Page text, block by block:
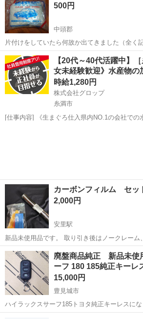
500円
中頭郡
片付けをしていたら何故か出てきました（全く
開封です。どなたか活用してください。 ※神経
い。
沖縄 中頭郡 その他
【20代～40代活躍中】
女未経験歓迎》水産物
時給1,280円
株式会社グロップ
糸満市
[仕事内容] 《生まぐろ仕入県内NO.1の会社での
カーボンフィルム セッ
2,000円
安里駅
新品未使用品です。 取り引き後はノークレーム
い致します。
沖縄 那覇市 安里駅 内装、インテリ
廃盤商品純正 新品未使
ーフ 180 185純正キーレ
15,000円
豊見城市
ハイラックスサーフ185トヨタ純正キーレスに
程経ちメーカーも部品打ち切りになり廃盤とな